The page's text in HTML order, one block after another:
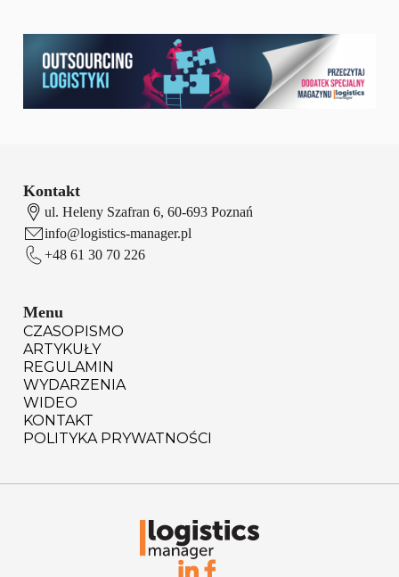
Kontakt
ul. Heleny Szafran 6, 60-693 Poznań
info@logistics-manager.pl
+48 61 30 70 226
Menu
CZASOPISMO
ARTYKUŁY
REGULAMIN
WYDARZENIA
WIDEO
KONTAKT
POLITYKA PRYWATNOŚCI